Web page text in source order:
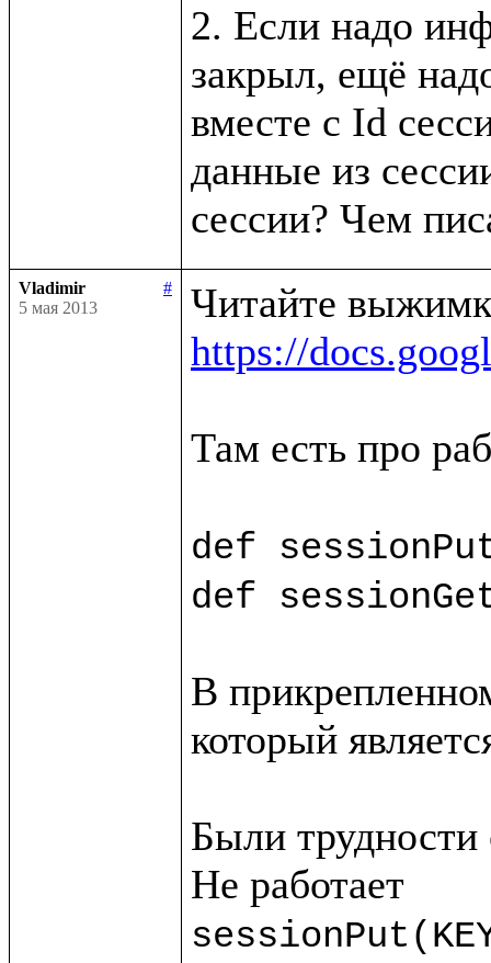
2. Если надо
закрыл, ещё
вместе с Id
данные из
Vladimir
#
5 мая 2013
https://
Там есть про
def
def
В
который
Были трудности